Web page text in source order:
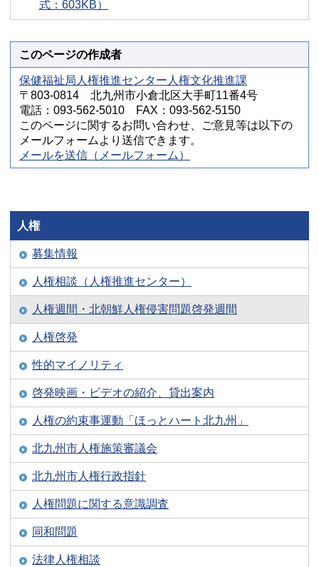
式：603KB）
このページの作成者
保健福祉局人権推進センター人権文化推進課
〒803-0814 北九州市小倉北区大手町11番4号
電話：093-562-5010 FAX：093-562-5150
このページに関するお問い合わせ、ご意見等は以下の
メールフォームより送信できます。
メールを送信（メールフォーム）
人権
募集情報
人権相談（人権推進センター）
人権週間・北朝鮮人権侵害問題啓発週間
人権啓発
性的マイノリティ
啓発映画・ビデオの紹介、貸出案内
人権の約束事運動「ほっとハート北九州」
北九州市人権施策審議会
北九州市人権行政指針
人権問題に関する意識調査
同和問題
法律人権相談